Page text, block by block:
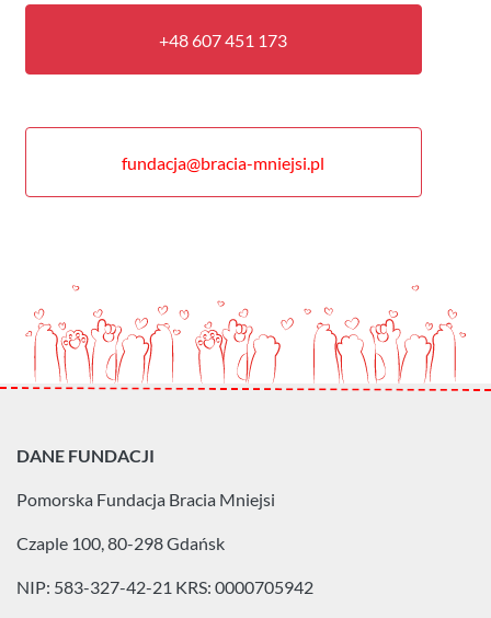
+48 607 451 173
fundacja@bracia-mniejsi.pl
DANE FUNDACJI
Pomorska Fundacja Bracia Mniejsi
Czaple 100, 80-298 Gdańsk
NIP: 583-327-42-21 KRS: 0000705942